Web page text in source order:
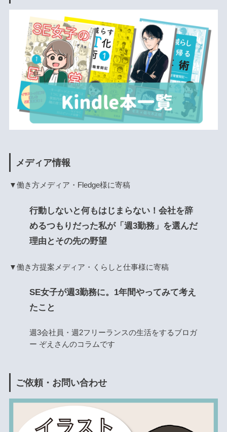
メディア情報
▼働き方メディア・Fledge様に寄稿
行動しないと何もはじまらない！会社を辞
めるつもりだった私が「週3勤務」を選んだ
理由とその先の野望
▼働き方提案メディア・くらしと仕事様に寄稿
SE女子が週3勤務に。1年間やってみて考え
たこと
週3会社員・週2フリーランスの生活をするブロガ
ー ぞえさんのコラムです
ご依頼・お問い合わせ